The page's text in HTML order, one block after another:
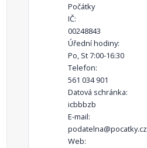
Počátky
IČ:
00248843
Úřední hodiny:
Po, St 7:00-16:30
Telefon:
561 034 901
Datová schránka:
icbbbzb
E-mail:
podatelna@pocatky.cz
Web: